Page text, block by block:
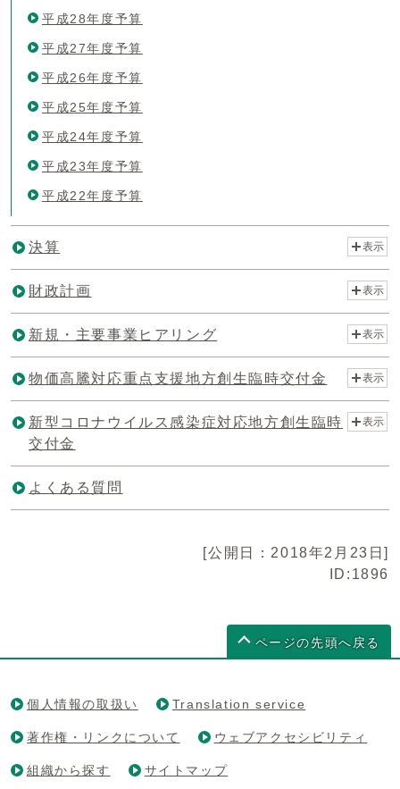
平成28年度予算
平成27年度予算
平成26年度予算
平成25年度予算
平成24年度予算
平成23年度予算
平成22年度予算
決算 表示
財政計画 表示
新規・主要事業ヒアリング 表示
物価高騰対応重点支援地方創生臨時交付金 表示
新型コロナウイルス感染症対応地方創生臨時
交付金
表示
よくある質問
[公開日：2018年2月23日]
ID:1896
ページの先頭へ戻る
個人情報の取扱い Translation service
著作権・リンクについて ウェブアクセシビリティ
組織から探す サイトマップ